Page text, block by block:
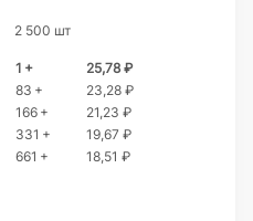
2 500 шт
1 +
25,78 ₽
83 +
23,28 ₽
166 +
21,23 ₽
331 +
19,67 ₽
661 +
18,51 ₽